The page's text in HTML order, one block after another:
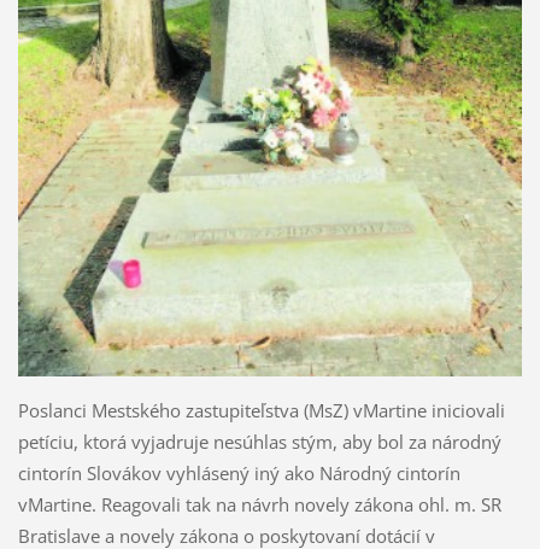
Poslanci Mestského zastupiteľstva (MsZ) vMar­tine iniciovali
petíciu, ktorá vyjadruje nesúhlas stým, aby bol za národný
cintorín Slovákov vyhlá­sený iný ako Národný cintorín
vMartine. Reagova­li tak na návrh novely zákona ohl. m. SR
Bratislave a novely zákona o poskytovaní dotácií v